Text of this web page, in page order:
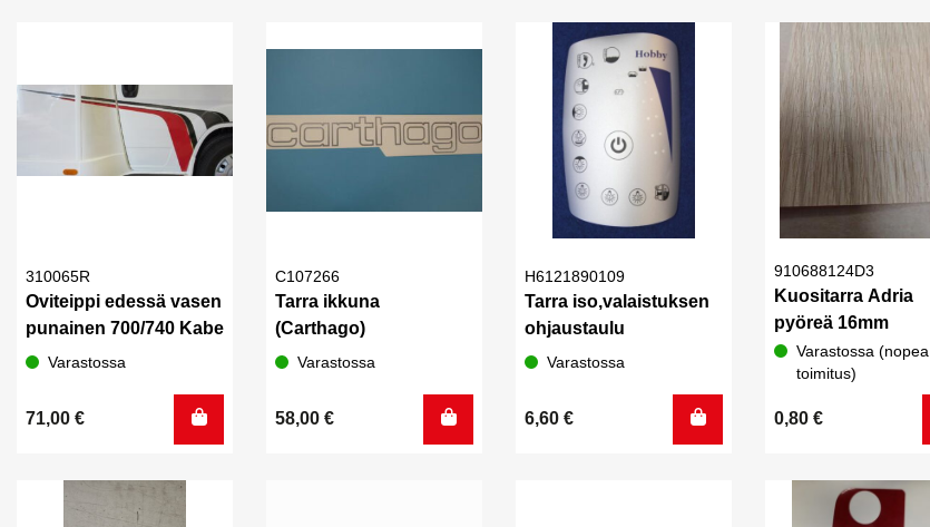
310065R
Oviteippi edessä vasen
punainen 700/740 Kabe
Varastossa
71,00 €
C107266
Tarra ikkuna
(Carthago)
Varastossa
58,00 €
H6121890109
Tarra iso,valaistuksen
ohjaustaulu
Varastossa
6,60 €
910688124D3
Kuositarra Adria
pyöreä 16mm
Varastossa (nopea
toimitus)
0,80 €